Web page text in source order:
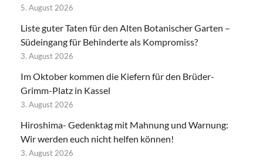
5. August 2026
Liste guter Taten für den Alten Botanischer Garten –
Südeingang für Behinderte als Kompromiss?
3. August 2026
Im Oktober kommen die Kiefern für den Brüder-
Grimm-Platz in Kassel
3. August 2026
Hiroshima- Gedenktag mit Mahnung und Warnung:
Wir werden euch nicht helfen können!
3. August 2026